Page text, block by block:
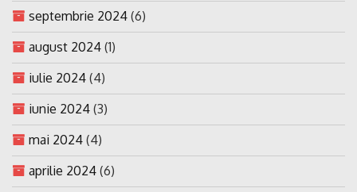
septembrie 2024 (6)
august 2024 (1)
iulie 2024 (4)
iunie 2024 (3)
mai 2024 (4)
aprilie 2024 (6)